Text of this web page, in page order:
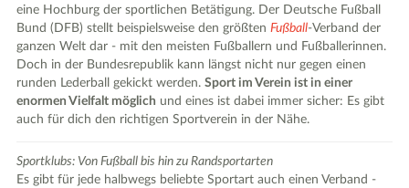
eine Hochburg der sportlichen Betätigung. Der Deutsche Fußball
Bund (DFB) stellt beispielsweise den größtenFußball-Verband der
ganzen Welt dar - mit den meisten Fußballern und Fußballerinnen.
Doch in der Bundesrepublik kann längst nicht nur gegen einen
runden Lederball gekickt werden.Sport im Verein ist in einer
enormen Vielfalt möglich und eines ist dabei immer sicher: Es gibt
auch für dich den richtigen Sportverein in der Nähe.
Sportklubs: Von Fußball bis hin zu Randsportarten
Es gibt für jede halbwegs beliebte Sportart auch einen Verband -